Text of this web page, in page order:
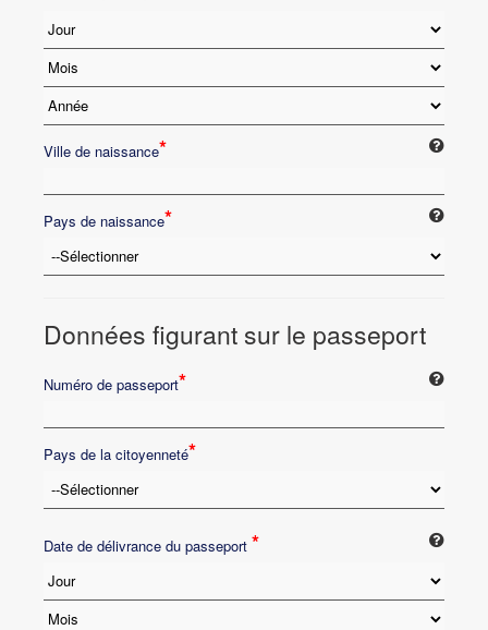
Ville de naissance*
Pays de naissance*
Données figurant sur le passeport
Numéro de passeport*
Pays de la citoyenneté*
Date de délivrance du passeport *